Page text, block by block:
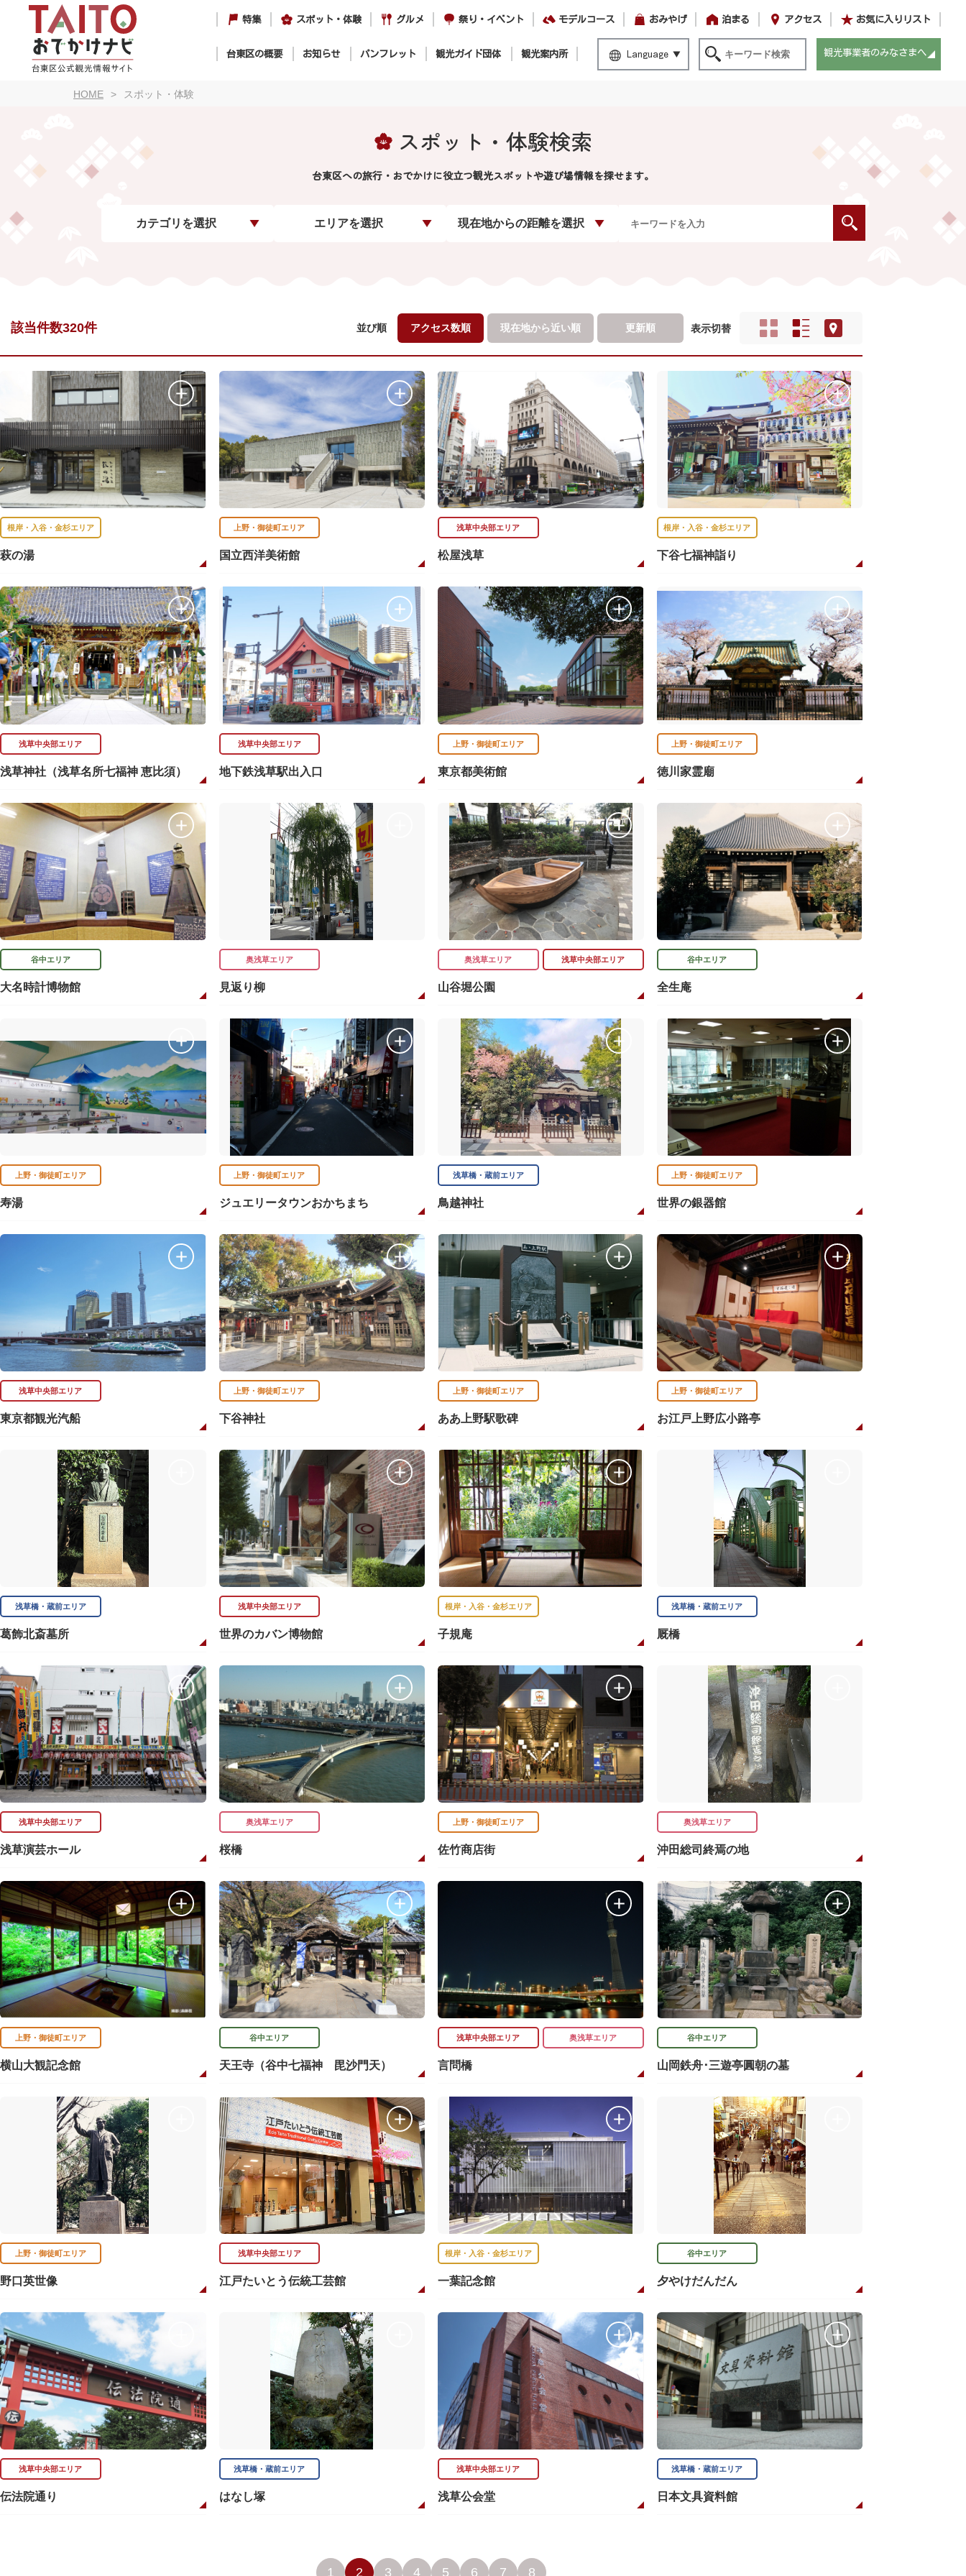
特集 スポット・体験 グルメ 祭り・イベント モデルコース おみやげ 泊まる アクセス お気に入りリスト
台東区の概要 お知らせ パンフレット 観光ガイド団体 観光案内所 Language 観光事業者のみなさまへ
HOME スポット・体験
スポット・体験検索
台東区への旅行・おでかけに役立つ観光スポットや遊び場情報を探せます。
カテゴリを選択 エリアを選択 現在地からの距離を選択
該当件数320件 並び順 アクセス数順 現在地から近い順 更新順 表示切替
根岸・入谷・金杉エリア
萩の湯
上野・御徒町エリア
国立西洋美術館
浅草中央部エリア
松屋浅草
根岸・入谷・金杉エリア
下谷七福神詣り
浅草中央部エリア
浅草神社（浅草名所七福神 恵比須）
浅草中央部エリア
地下鉄浅草駅出入口
上野・御徒町エリア
東京都美術館
上野・御徒町エリア
徳川家霊廟
谷中エリア
大名時計博物館
奥浅草エリア
見返り柳
奥浅草エリア 浅草中央部エリア
山谷堀公園
谷中エリア
全生庵
上野・御徒町エリア
寿湯
上野・御徒町エリア
ジュエリータウンおかちまち
浅草橋・蔵前エリア
鳥越神社
上野・御徒町エリア
世界の銀器館
浅草中央部エリア
東京都観光汽船
上野・御徒町エリア
下谷神社
上野・御徒町エリア
ああ上野駅歌碑
上野・御徒町エリア
お江戸上野広小路亭
浅草橋・蔵前エリア
葛飾北斎墓所
浅草中央部エリア
世界のカバン博物館
根岸・入谷・金杉エリア
子規庵
浅草橋・蔵前エリア
厩橋
浅草中央部エリア
浅草演芸ホール
奥浅草エリア
桜橋
上野・御徒町エリア
佐竹商店街
奥浅草エリア
沖田総司終焉の地
上野・御徒町エリア
横山大観記念館
谷中エリア
天王寺（谷中七福神 毘沙門天）
浅草中央部エリア 奥浅草エリア
言問橋
谷中エリア
山岡鉄舟･三遊亭圓朝の墓
上野・御徒町エリア
野口英世像
浅草中央部エリア
江戸たいとう伝統工芸館
根岸・入谷・金杉エリア
一葉記念館
谷中エリア
夕やけだんだん
浅草中央部エリア
伝法院通り
浅草橋・蔵前エリア
はなし塚
浅草中央部エリア
浅草公会堂
浅草橋・蔵前エリア
日本文具資料館
1 2 3 4 5 6 7 8